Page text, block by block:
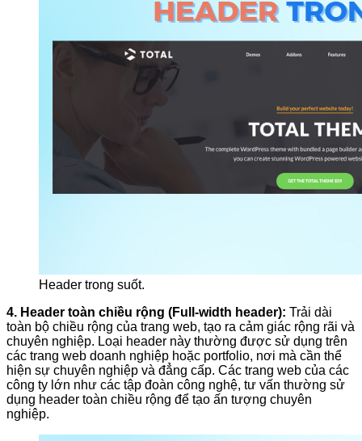
Header trong suốt.
4. Header toàn chiều rộng (Full-width header): Trải dài
toàn bộ chiều rộng của trang web, tạo ra cảm giác rộng rãi và
chuyên nghiệp. Loại header này thường được sử dụng trên
các trang web doanh nghiệp hoặc portfolio, nơi mà cần thể
hiện sự chuyên nghiệp và đẳng cấp. Các trang web của các
công ty lớn như các tập đoàn công nghệ, tư vấn thường sử
dụng header toàn chiều rộng để tạo ấn tượng chuyên
nghiệp.